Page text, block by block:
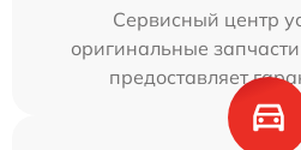
Сервисный центр
оригинальные
предоставляет